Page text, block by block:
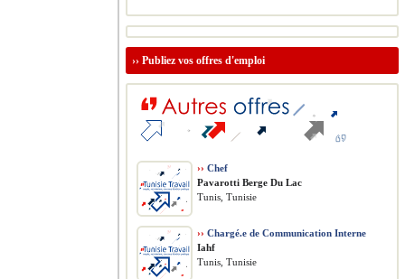
›› Publiez vos offres d'emploi
›› Chef
Pavarotti Berge Du Lac
Tunis, Tunisie
›› Chargé.e de Communication Interne
Iahf
Tunis, Tunisie